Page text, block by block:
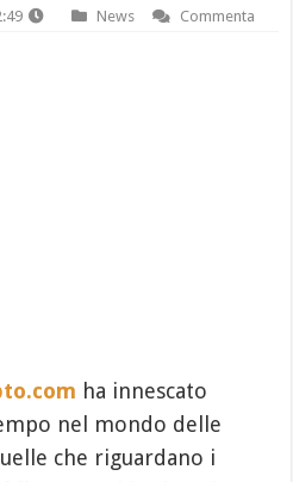
News Commenta
ha innescato
nel mondo delle
che riguardano i